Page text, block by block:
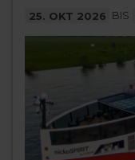
25. OKT 2026 BIS